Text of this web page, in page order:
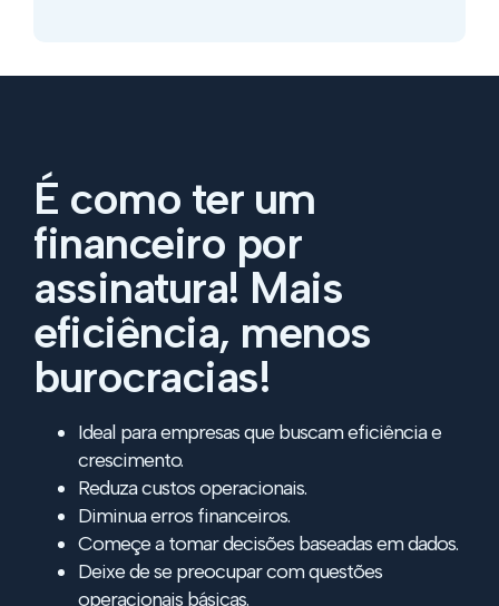
É como ter um
financeiro por
assinatura! Mais
eficiência, menos
burocracias!
Ideal para empresas que buscam eficiência e
crescimento.
Reduza custos operacionais.
Diminua erros financeiros.
Começe a tomar decisões baseadas em dados.
Deixe de se preocupar com questões
operacionais básicas.